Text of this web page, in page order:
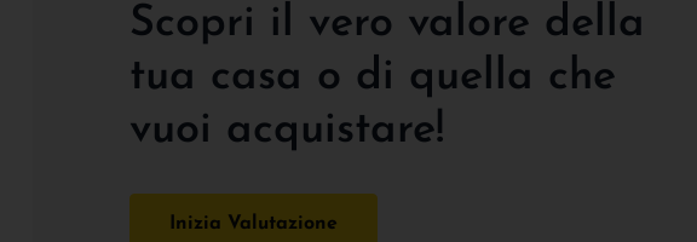
Scopri il vero valore della
tua casa o di quella che
vuoi acquistare!
Inizia Valutazione